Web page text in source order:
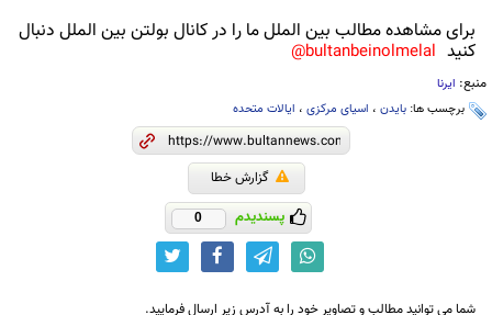
برای مشاهده مطالب بین الملل ما را در کانال بولتن بین الملل دنبال
کنید bultanbeinolmelal@
منبع: ایرنا
برچسب ها: بایدن ، اسیای مرکزی ، ایالات متحده
گزارش خطا
پسندیدم 0
شما می توانید مطالب و تصاویر خود را به آدرس زیر ارسال فرمایید.